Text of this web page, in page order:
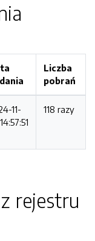
Liczba
pobrań
11-
118 razy
rejestru